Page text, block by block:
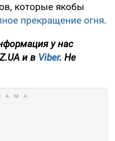
которые якобы
прекращение огня.
у нас
и в Viber. Не